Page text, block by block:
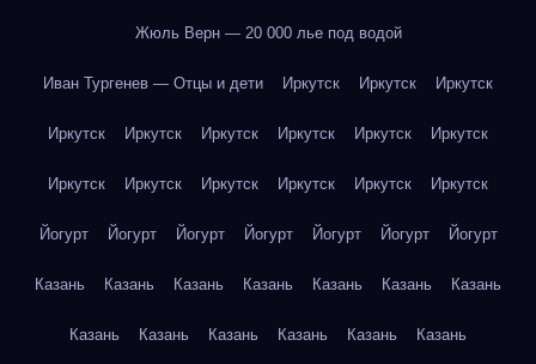
Жюль Верн — 20 000 лье под водой
Иван Тургенев — Отцы и дети Иркутск Иркутск Иркутск
Иркутск Иркутск Иркутск Иркутск Иркутск Иркутск
Иркутск Иркутск Иркутск Иркутск Иркутск Иркутск
Йогурт Йогурт Йогурт Йогурт Йогурт Йогурт Йогурт
Казань Казань Казань Казань Казань Казань Казань
Казань Казань Казань Казань Казань Казань